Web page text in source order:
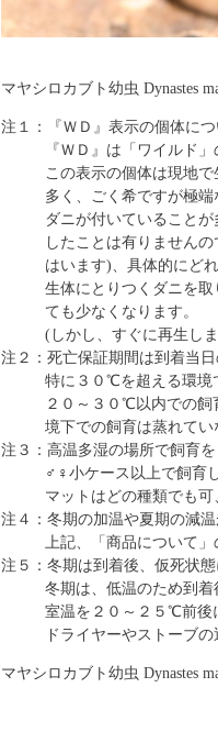
マヤシロカブト幼虫 Dynastes
注１：『ＷＤ』表示の個体につ
『ＷＤ』は「ワイルド
この表示の個体は現地
多く、ごく希ですが極
ダニが付いていること
したことは有りません
はいます)、具体的にど
生体にとりつくダニを
ても少なくなります。
(しかし、すぐに再生し
注２：死亡保証期間は到着当
特に３０℃を超える環境
２０～３０℃以内での
境下での飼育は蒸れて
注３：高温多湿の場所で飼育
♂♀小ケース以上で飼育
マットはどの種類でも
注４：冬期の加温や夏期の減
上記、「商品について」
注５：冬期は到着後、仮死状
冬期は、低温のため到着
室温を２０～２５℃前後
ドライヤーやストーブ
マヤシロカブト幼虫 Dynastes